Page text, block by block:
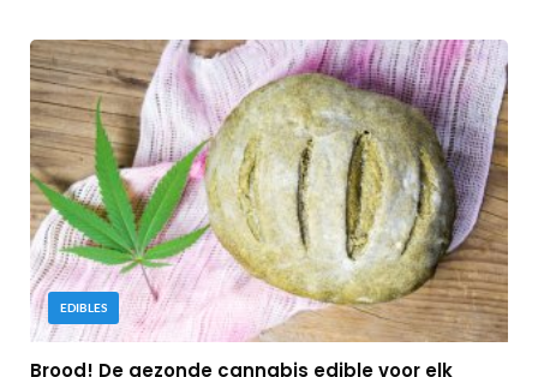
EDIBLES
Brood! De gezonde cannabis edible voor elk